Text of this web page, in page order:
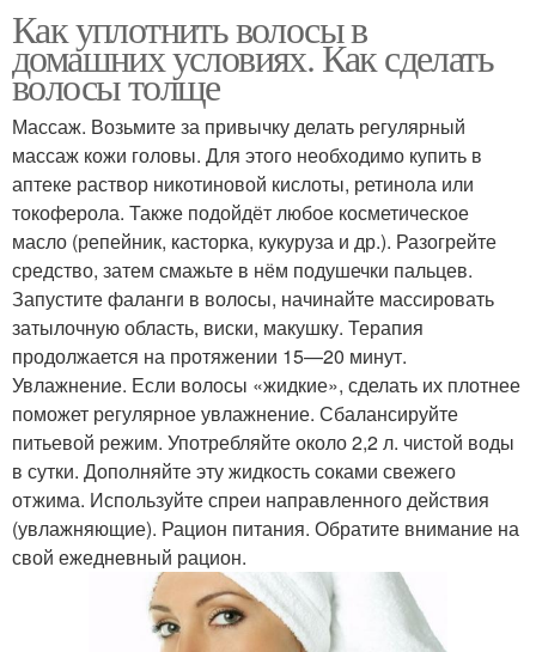
Как уплотнить волосы в
домашних условиях. Как сделать
волосы толще
Массаж. Возьмите за привычку делать регулярный
массаж кожи головы. Для этого необходимо купить в
аптеке раствор никотиновой кислоты, ретинола или
токоферола. Также подойдёт любое косметическое
масло (репейник, касторка, кукуруза и др.). Разогрейте
средство, затем смажьте в нём подушечки пальцев.
Запустите фаланги в волосы, начинайте массировать
затылочную область, виски, макушку. Терапия
продолжается на протяжении 15—20 минут.
Увлажнение. Если волосы «жидкие», сделать их плотнее
поможет регулярное увлажнение. Сбалансируйте
питьевой режим. Употребляйте около 2,2 л. чистой воды
в сутки. Дополняйте эту жидкость соками свежего
отжима. Используйте спреи направленного действия
(увлажняющие). Рацион питания. Обратите внимание на
свой ежедневный рацион.